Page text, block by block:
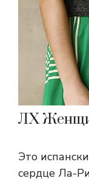
ЛХ
Это
сердце Ла-